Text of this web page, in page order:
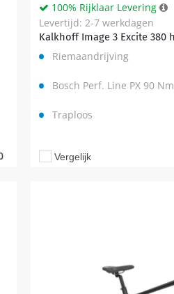
Kalkhoff Image 3 Excite 380
100% Rijklaar Levering
Levertijd: 2-7 werkdagen
Riemaandrijving
Bosch Perf. Line PX 90 Nm
Traploos
Vergelijk